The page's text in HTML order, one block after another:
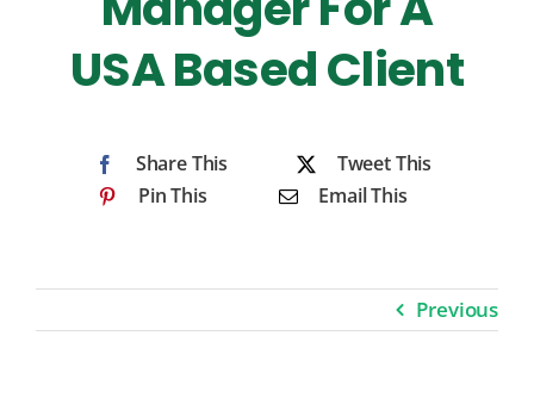
USA Based Client
Share This
Tweet This
Pin This
Email This
Previous